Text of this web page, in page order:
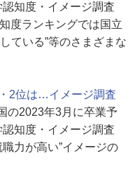
知度・イメージ調査
度ランキングでは国立
ている”等のさまざまな
2位は…イメージ調査
の2023年3月に卒業予
知度・イメージ調査
職力が高い”イメージの